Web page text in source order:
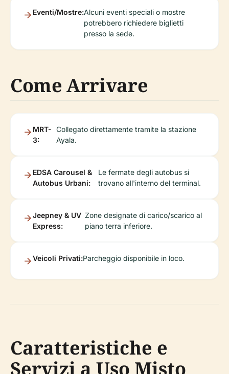
Eventi/Mostre:Alcuni eventi speciali o mostre
potrebbero richiedere biglietti
presso la sede.
Come Arrivare
MRT-
3:
Collegato direttamente tramite la stazione
Ayala.
EDSA Carousel &
Autobus Urbani:
Le fermate degli autobus si
trovano all'interno del terminal.
Jeepney & UV
Express:
Zone designate di carico/scarico al
piano terra inferiore.
Veicoli Privati:Parcheggio disponibile in loco.
Caratteristiche e
Servizi a Uso Misto